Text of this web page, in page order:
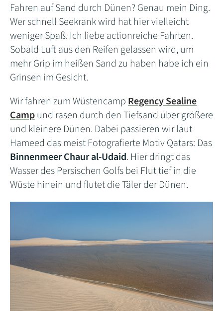
Fahren auf Sand durch Dünen? Genau mein Ding.
Wer schnell Seekrank wird hat hier vielleicht
weniger Spaß. Ich liebe actionreiche Fahrten.
Sobald Luft aus den Reifen gelassen wird, um
mehr Grip im heißen Sand zu haben habe ich ein
Grinsen im Gesicht.
Wir fahren zum WüstencampRegency Sealine
Campund rasen durch den Tiefsand über größere
und kleinere Dünen. Dabei passieren wir laut
Hameed das meist Fotografierte Motiv Qatars: Das
Binnenmeer Chaur al-Udaid. Hier dringt das
Wasser des Persischen Golfs bei Flut tief in die
Wüste hinein und flutet die Täler der Dünen.